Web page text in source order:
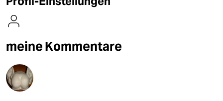
nord
wahrheit
verlag
verlag
meine Kommentare